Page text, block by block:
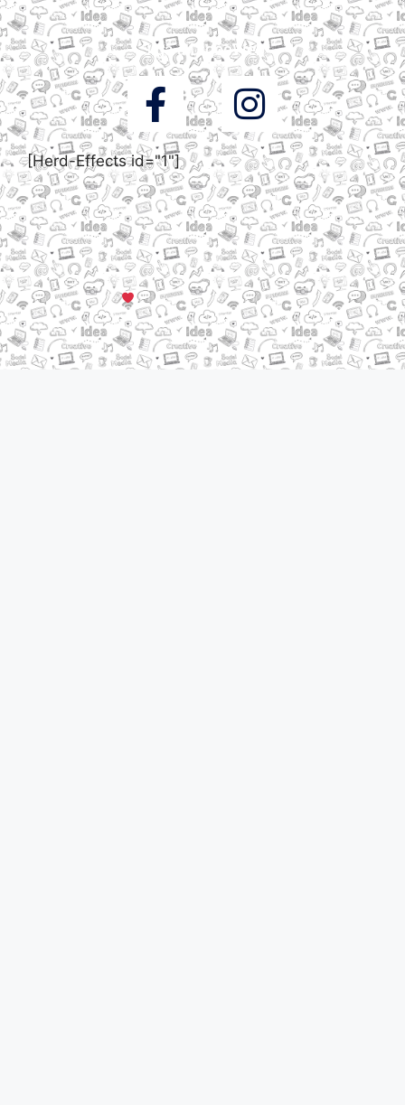
Siga a DigooWeb
[Herd-Effects id="1"]
© Todos os direitos reservados a DigooWeb Gramado, RS |
Servidores em Dallas, TX
Criado com muito em Gramado, Serra Gaúcha